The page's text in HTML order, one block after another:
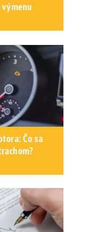
výmenu
Čo sa